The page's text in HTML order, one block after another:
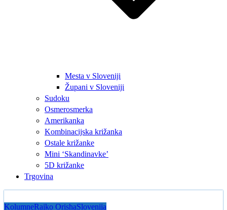
Mesta v Sloveniji
Župani v Sloveniji
Sudoku
Osmerosmerka
Amerikanka
Kombinacijska križanka
Ostale križanke
Mini ‘Skandinavke’
5D križanke
Trgovina
KolumneRajko OrishaSlovenija